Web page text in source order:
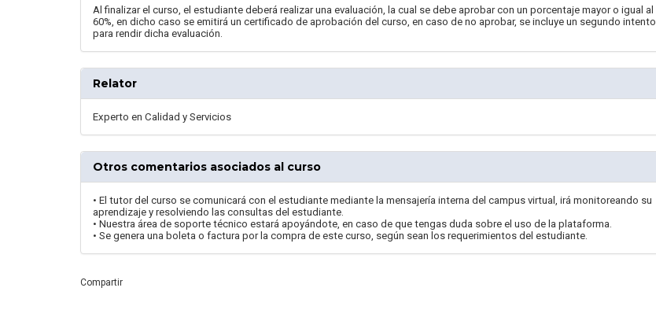
Al finalizar el curso, el estudiante deberá realizar una evaluación, la cual se debe aprobar con un porcentaje mayor o igual al
60%, en dicho caso se emitirá un certificado de aprobación del curso, en caso de no aprobar, se incluye un segundo intento
para rendir dicha evaluación.
Relator
Experto en Calidad y Servicios
Otros comentarios asociados al curso
• El tutor del curso se comunicará con el estudiante mediante la mensajería interna del campus virtual, irá monitoreando su
aprendizaje y resolviendo las consultas del estudiante.
• Nuestra área de soporte técnico estará apoyándote, en caso de que tengas duda sobre el uso de la plataforma.
• Se genera una boleta o factura por la compra de este curso, según sean los requerimientos del estudiante.
Compartir